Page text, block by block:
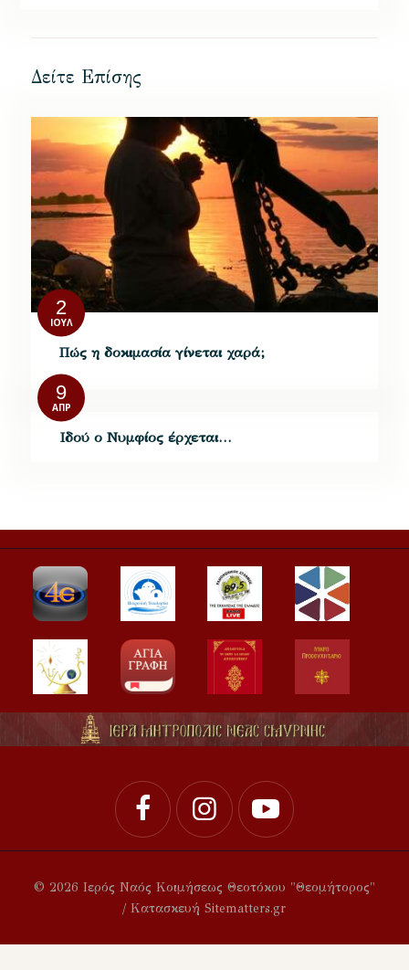
Δείτε Επίσης
2
ΙΟΎΛ
Πώς η δοκιμασία γίνεται χαρά;
9
ΑΠΡ
Iδού ο Nυμφίος έρχεται…
© 2026 Ιερός Ναός Κοιμήσεως Θεοτόκου "Θεομήτορος"
/ Κατασκευή Sitematters.gr